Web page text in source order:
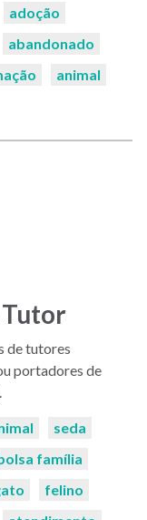
adoção
abandonado
animal
de tutores
portadores de
seda
família
felino